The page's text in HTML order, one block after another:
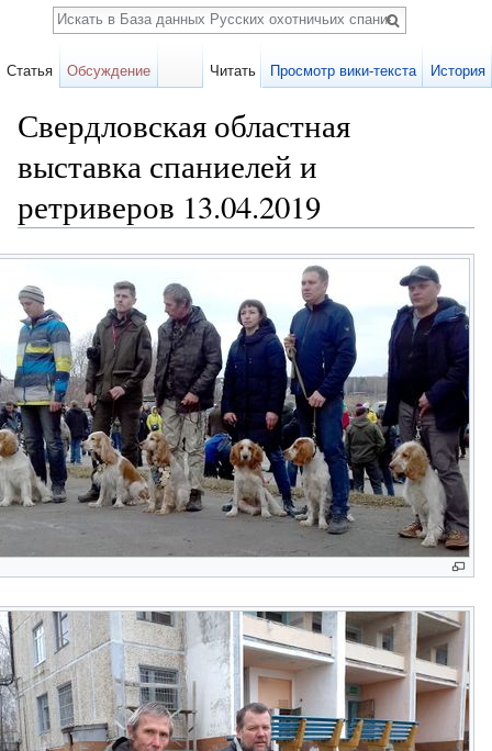
Свердловская областная
выставка спаниелей и
ретриверов 13.04.2019
Статья Обсуждение Читать Просмотр вики-текста История
Поиск